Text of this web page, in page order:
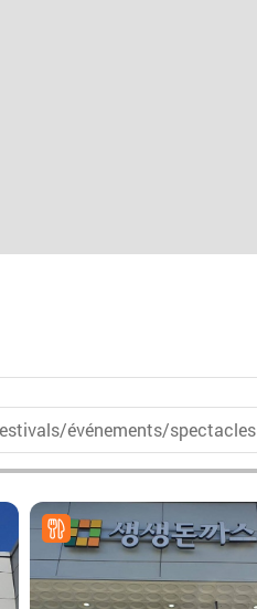
événements/spectacles